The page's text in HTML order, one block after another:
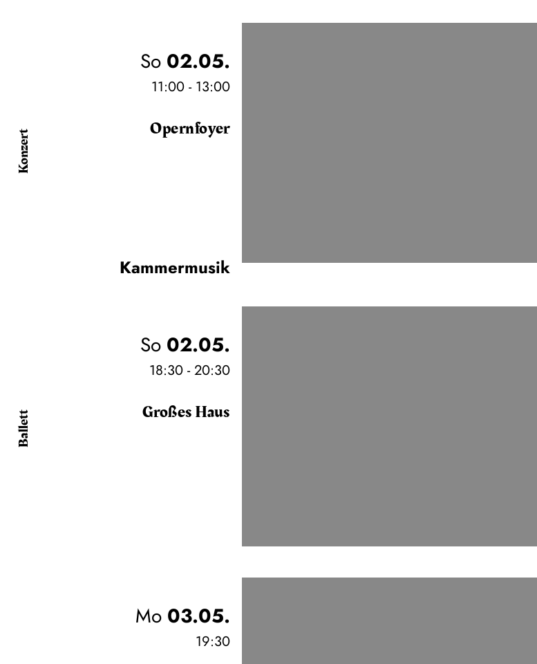
Konzert
So 02.05.
11:00 - 13:00
Opernfoyer
Kammermusik
Ballett
So 02.05.
18:30 - 20:30
Großes Haus
Mo 03.05.
19:30